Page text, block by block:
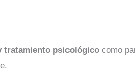
tratamiento psicológico como